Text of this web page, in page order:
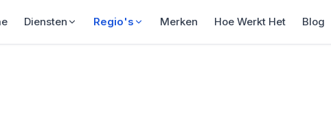
Diensten Regio's Merken Hoe Werkt Het Blog